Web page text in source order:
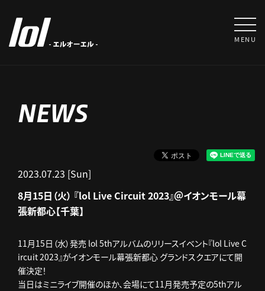
MENU
NEWS
2023.07.23 [Sun]
8月15日（火） 『lol Live Circuit 2023』＠イオンモール幕
張新都心【千葉】
11月15日（水）発売 lol 5thアルバムのリリースイベント『lol Live C
ircuit 2023』がイオンモール幕張新都心 グランドスクエアにて開
催決定！
当日はミニライブ開催のほか、会場にて11月発売予定の5thアル